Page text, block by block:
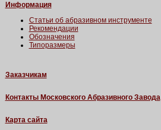
Информация
Статьи об абразивном инструменте
Рекомендации
Обозначения
Типоразмеры
Заказчикам
Контакты Московского Абразивного Завода
Карта сайта